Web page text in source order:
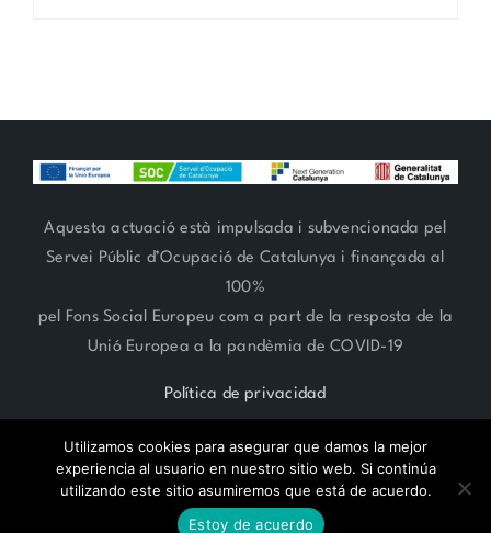
Aquesta actuació està impulsada i subvencionada pel
Servei Públic d’Ocupació de Catalunya i finançada al
100%
pel Fons Social Europeu com a part de la resposta de la
Unió Europea a la pandèmia de COVID-19
Política de privacidad
ARTE FLORAL 93 666 27 06 | ESTILISMO 93 685 62 38 | Paseo
RESERVA CITA ONLINE
Utilizamos cookies para asegurar que damos la mejor
experiencia al usuario en nuestro sitio web. Si continúa
utilizando este sitio asumiremos que está de acuerdo.
Estoy de acuerdo